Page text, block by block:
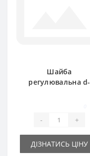
Шайба
регулювальна d-
- +
ДІЗНАТИСЬ ЦІНУ